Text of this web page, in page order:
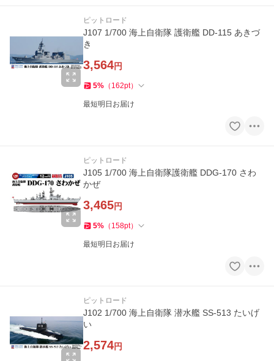
ピットロード
J107 1/700 海上自衛隊 護衛艦 DD-115 あきづ
き
3,564円
5% （ 162pt）
最短明日お届け
ピットロード
J105 1/700 海上自衛隊護衛艦 DDG-170 さわ
かぜ
3,465円
5% （ 158pt）
最短明日お届け
ピットロード
J102 1/700 海上自衛隊 潜水艦 SS-513 たいげ
い
2,574円